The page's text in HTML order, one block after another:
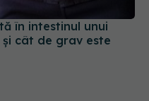
în intestinul unui
cât de grav este